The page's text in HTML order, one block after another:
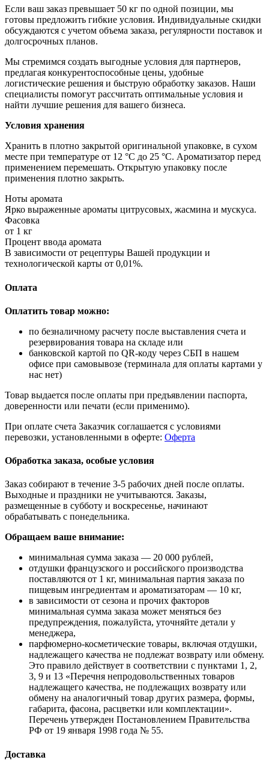
Если ваш заказ превышает 50 кг по одной позиции, мы
готовы предложить гибкие условия. Индивидуальные скидки
обсуждаются с учетом объема заказа, регулярности поставок и
долгосрочных планов.
Мы стремимся создать выгодные условия для партнеров,
предлагая конкурентоспособные цены, удобные
логистические решения и быструю обработку заказов. Наши
специалисты помогут рассчитать оптимальные условия и
найти лучшие решения для вашего бизнеса.
Условия хранения
Хранить в плотно закрытой оригинальной упаковке, в сухом
месте при температуре от 12 °C до 25 °C. Ароматизатор перед
применением перемешать. Открытую упаковку после
применения плотно закрыть.
Ноты аромата
Ярко выраженные ароматы цитрусовых, жасмина и мускуса.
Фасовка
от 1 кг
Процент ввода аромата
В зависимости от рецептуры Вашей продукции и
технологической карты от 0,01%.
Оплата
Оплатить товар можно:
по безналичному расчету после выставления счета и
резервирования товара на складе или
банковской картой по QR-коду через СБП в нашем
офисе при самовывозе (терминала для оплаты картами у
нас нет)
Товар выдается после оплаты при предъявлении паспорта,
доверенности или печати (если применимо).
При оплате счета Заказчик соглашается с условиями
перевозки, установленными в оферте: Оферта
Обработка заказа, особые условия
Заказ собирают в течение 3-5 рабочих дней после оплаты.
Выходные и праздники не учитываются. Заказы,
размещенные в субботу и воскресенье, начинают
обрабатывать с понедельника.
Обращаем ваше внимание:
минимальная сумма заказа — 20 000 рублей,
отдушки французского и российского производства
поставляются от 1 кг, минимальная партия заказа по
пищевым ингредиентам и ароматизаторам — 10 кг,
в зависимости от сезона и прочих факторов
минимальная сумма заказа может меняться без
предупреждения, пожалуйста, уточняйте детали у
менеджера,
парфюмерно-косметические товары, включая отдушки,
надлежащего качества не подлежат возврату или обмену.
Это правило действует в соответствии с пунктами 1, 2,
3, 9 и 13 «Перечня непродовольственных товаров
надлежащего качества, не подлежащих возврату или
обмену на аналогичный товар других размера, формы,
габарита, фасона, расцветки или комплектации».
Перечень утвержден Постановлением Правительства
РФ от 19 января 1998 года № 55.
Доставка